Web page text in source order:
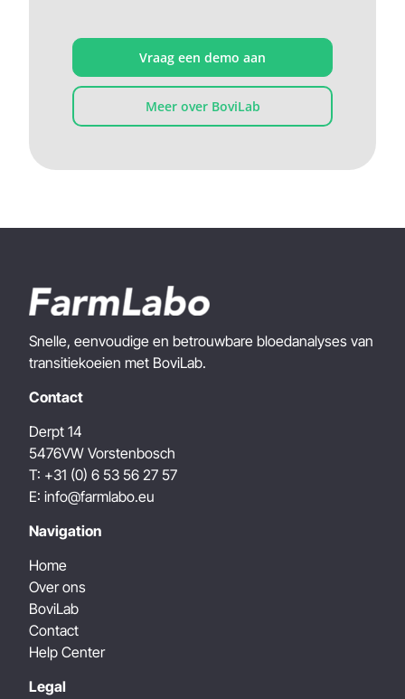
Vraag een demo aan
Meer over BoviLab
Snelle, eenvoudige en betrouwbare bloedanalyses van
transitiekoeien met BoviLab.
Contact
Derpt 14
5476VW Vorstenbosch
T: +31 (0) 6 53 56 27 57
E: info@farmlabo.eu
Navigation
Home
Over ons
BoviLab
Contact
Help Center
Legal